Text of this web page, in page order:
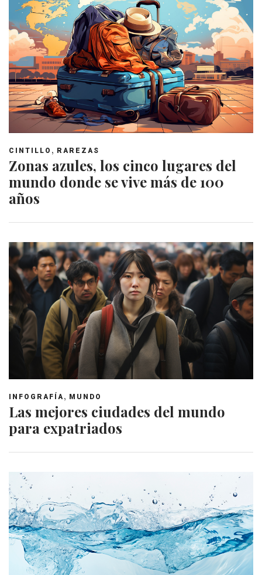
CINTILLO , RAREZAS
Zonas azules, los cinco lugares del
mundo donde se vive más de 100
años
INFOGRAFÍA, MUNDO
Las mejores ciudades del mundo
para expatriados